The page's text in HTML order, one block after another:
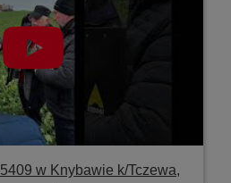
w Knybawie k/Tczewa,